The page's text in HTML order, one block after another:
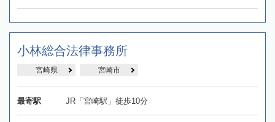
小林総合法律事務所
宮崎県 宮崎市
最寄駅 JR「宮崎駅」徒歩10分